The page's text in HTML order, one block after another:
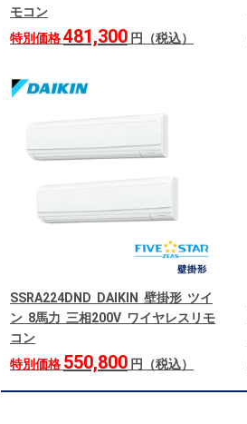
モコン
特別価格481,300 円（税込）
SSRA224DND DAIKIN 壁掛形 ツイ
ン 8馬力 三相200V ワイヤレスリモ
コン
特別価格 550,800 円（税込）